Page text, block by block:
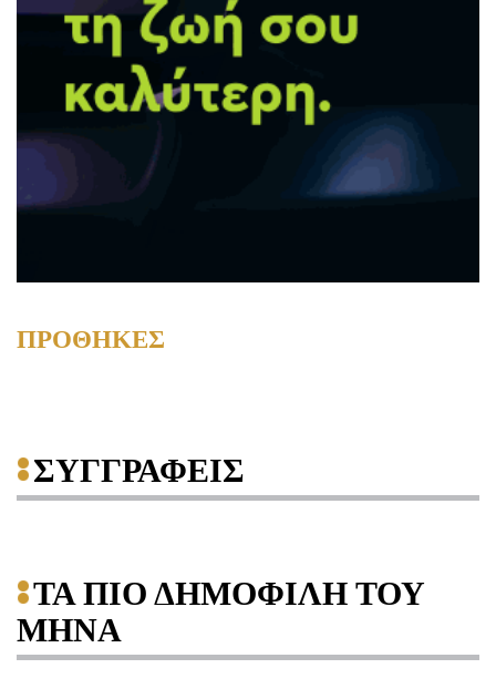
ΠΡΟΘΗΚΕΣ
ΣΥΓΓΡΑΦΕΙΣ
ΤΑ ΠΙΟ ΔΗΜΟΦΙΛΗ ΤΟΥ
ΜΗΝΑ